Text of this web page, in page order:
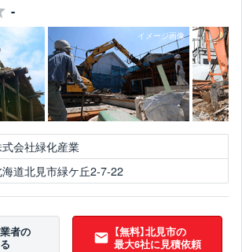
-
会社緑化産業
道北見市緑ケ丘2-7-22
者の
【無料】北見市の
最大6社に見積依頼